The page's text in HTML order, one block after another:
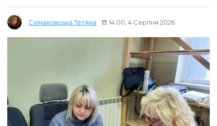
Семаковська Тетяна 14:00, 4 Серпня 2026